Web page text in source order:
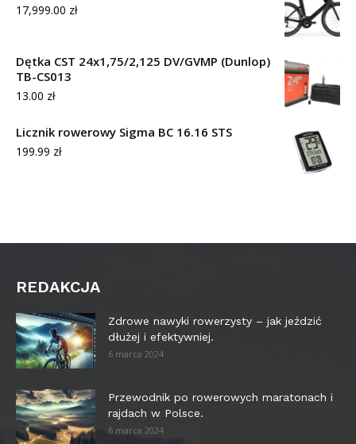
17,999.00 zł
Dętka CST 24x1,75/2,125 DV/GVMP (Dunlop)
TB-CS013
13.00 zł
Licznik rowerowy Sigma BC 16.16 STS
199.99 zł
REDAKCJA
Zdrowe nawyki rowerzysty – jak jeździć
dłużej i efektywniej.
6 marca 2024
Przewodnik po rowerowych maratonach i
rajdach w Polsce.
6 marca 2024